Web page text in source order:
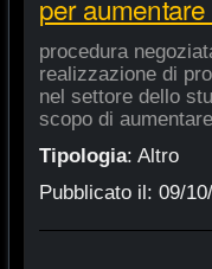
per aumentare
procedura
realizzazione di
nel settore dello
scopo di
Tipologia: Altro
Pubblicato il: 09/